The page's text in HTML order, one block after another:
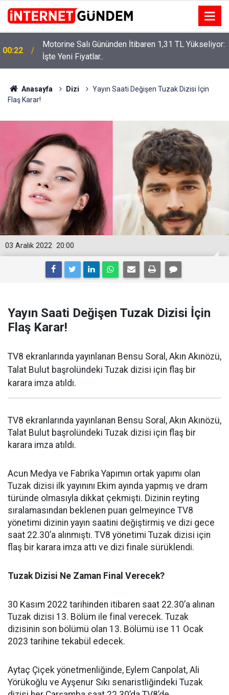
00:22
Motorine Salı Gününden İtibaren 1,31 TL Yükseliyor:
İşte Yeni Fiyatlar..
Anasayfa Dizi
Yayın Saati Değişen Tuzak Dizisi İçin
Flaş Karar!
20:00
03 Aralık 2022
Yayın Saati Değişen Tuzak Dizisi İçin
Flaş Karar!
TV8 ekranlarında yayınlanan Bensu Soral, Akın Akınözü,
Talat Bulut başrolündeki Tuzak dizisi için flaş bir
karara imza atıldı.
TV8 ekranlarında yayınlanan Bensu Soral, Akın Akınözü,
Talat Bulut başrolündeki Tuzak dizisi için flaş bir
karara imza atıldı.
Acun Medya ve Fabrika Yapımın ortak yapımı olan
Tuzak dizisi ilk yayınını Ekim ayında yapmış ve dram
türünde olmasıyla dikkat çekmişti. Dizinin reyting
sıralamasından beklenen puan gelmeyince TV8
yönetimi dizinin yayın saatini değiştirmiş ve dizi gece
saat 22.30’a alınmıştı. TV8 yönetimi Tuzak dizisi için
flaş bir karara imza attı ve dizi finale sürüklendi.
Tuzak Dizisi Ne Zaman Final Verecek?
30 Kasım 2022 tarihinden itibaren saat 22.30’a alınan
Tuzak dizisi 13. Bölüm ile final verecek. Tuzak
dizisinin son bölümü olan 13. Bölümü ise 11 Ocak
2023 tarihine tekabül edecek.
Aytaç Çiçek yönetmenliğinde, Eylem Canpolat, Ali
Yörükoğlu ve Ayşenur Sıkı senaristliğindeki Tuzak